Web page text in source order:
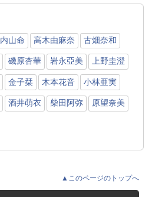
内山命 高木由麻奈 古畑奈和
磯原杏華 岩永亞美 上野圭澄
金子栞 木本花音 小林亜実
酒井萌衣 柴田阿弥 原望奈美
▲このページのトップへ